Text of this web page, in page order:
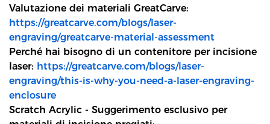
Valutazione dei materiali GreatCarve:
https://greatcarve.com/blogs/laser-
engraving/greatcarve-material-assessment
Perché hai bisogno di un contenitore per incisione
laser: https://greatcarve.com/blogs/laser-
engraving/this-is-why-you-need-a-laser-engraving-
enclosure
Scratch Acrylic - Suggerimento esclusivo per